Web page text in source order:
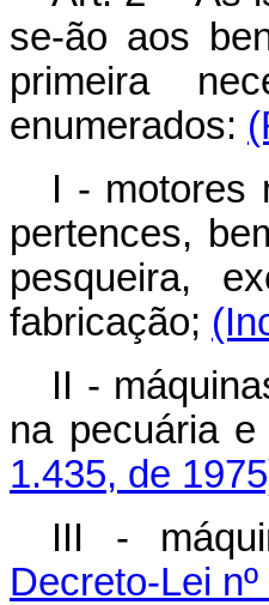
se-ão aos
primeira
enumerados:
I - motores
pertences,
pesqueira,
fabricação;
II -
na pecuária
1.435, de
III -
Decreto-Lei